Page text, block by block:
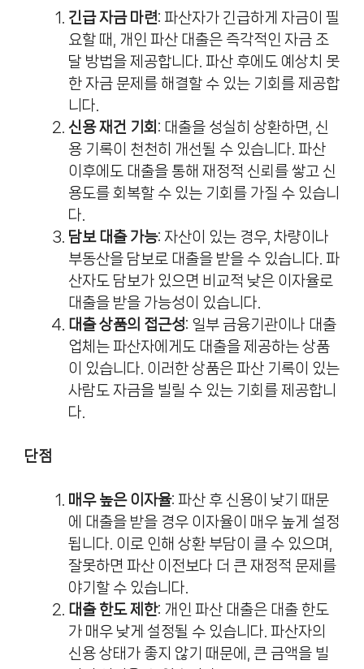
긴급 자금 마련: 파산자가 긴급하게 자금이 필
요할 때, 개인 파산 대출은 즉각적인 자금 조
달 방법을 제공합니다. 파산 후에도 예상치 못
한 자금 문제를 해결할 수 있는 기회를 제공합
니다.
신용 재건 기회 : 대출을 성실히 상환하면, 신
용 기록이 천천히 개선될 수 있습니다. 파산
이후에도 대출을 통해 재정적 신뢰를 쌓고 신
용도를 회복할 수 있는 기회를 가질 수 있습니
다.
담보 대출 가능: 자산이 있는 경우, 차량이나
부동산을 담보로 대출을 받을 수 있습니다. 파
산자도 담보가 있으면 비교적 낮은 이자율로
대출을 받을 가능성이 있습니다.
대출 상품의 접근성: 일부 금융기관이나 대출
업체는 파산자에게도 대출을 제공하는 상품
이 있습니다. 이러한 상품은 파산 기록이 있는
사람도 자금을 빌릴 수 있는 기회를 제공합니
다.
단점
매우 높은 이자율: 파산 후 신용이 낮기 때문
에 대출을 받을 경우 이자율이 매우 높게 설정
됩니다. 이로 인해 상환 부담이 클 수 있으며,
잘못하면 파산 이전보다 더 큰 재정적 문제를
야기할 수 있습니다.
대출 한도 제한: 개인 파산 대출은 대출 한도
가 매우 낮게 설정될 수 있습니다. 파산자의
신용 상태가 좋지 않기 때문에, 큰 금액을 빌